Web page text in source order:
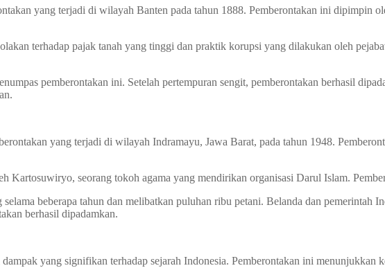
yang terjadi di wilayah Banten pada tahun 1888. Pemberontakan ini dipimpin
terhadap pajak tanah yang tinggi dan praktik korupsi yang dilakukan oleh
pemberontakan ini. Setelah pertempuran sengit, pemberontakan berhasil
yang terjadi di wilayah Indramayu, Jawa Barat, pada tahun 1948.
Kartosuwiryo, seorang tokoh agama yang mendirikan organisasi Darul Islam.
beberapa tahun dan melibatkan puluhan ribu petani. Belanda dan pemerintah
berhasil dipadamkan.
yang signifikan terhadap sejarah Indonesia. Pemberontakan ini menunjukkan